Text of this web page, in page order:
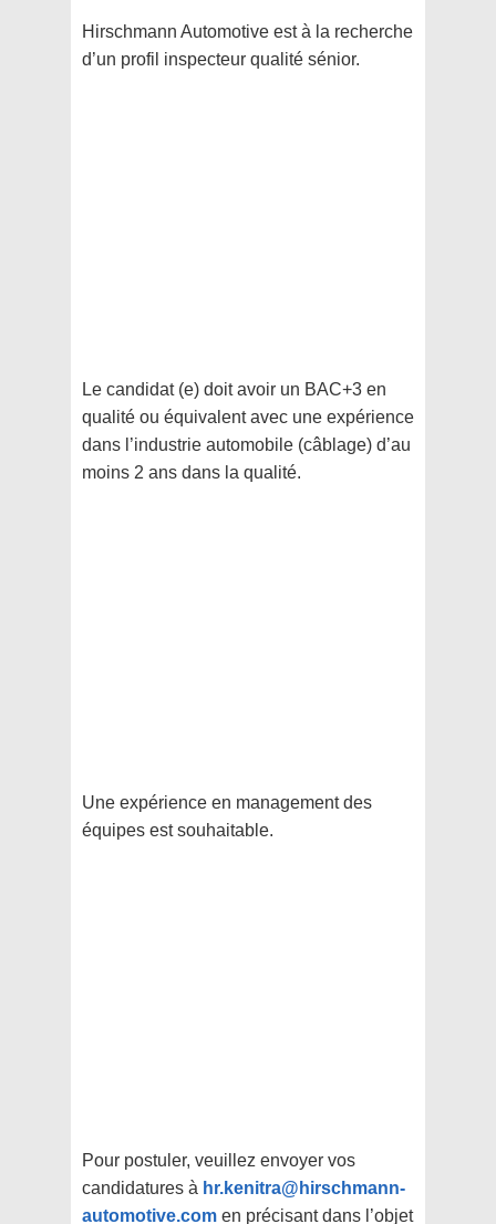
Hirschmann Automotive est à la recherche
d’un profil inspecteur qualité sénior.
Le candidat (e) doit avoir un BAC+3 en
qualité ou équivalent avec une expérience
dans l’industrie automobile (câblage) d’au
moins 2 ans dans la qualité.
Une expérience en management des
équipes est souhaitable.
Pour postuler, veuillez envoyer vos
candidatures à hr.kenitra@hirschmann-
automotive.com en précisant dans l’objet